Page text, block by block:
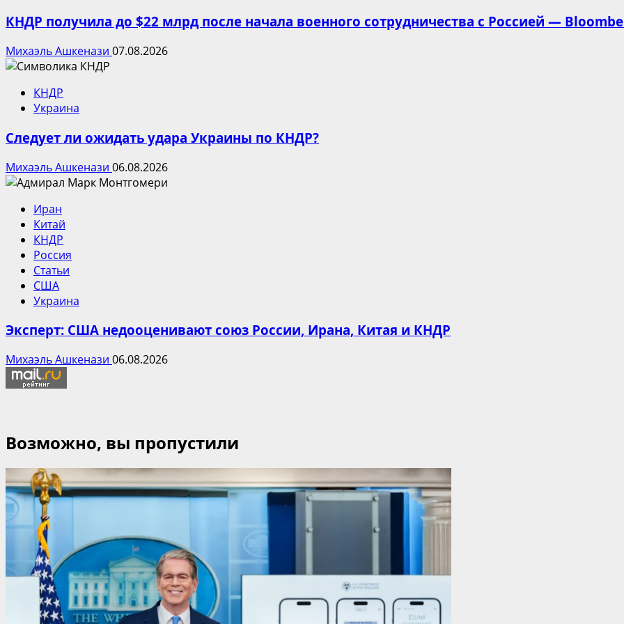
КНДР получила до $22 млрд после начала военного сотрудничества с Россией —
Михаэль Ашкенази 07.08.2026
КНДР
Украина
Следует ли ожидать удара Украины по КНДР?
Михаэль Ашкенази 06.08.2026
Иран
Китай
КНДР
Россия
Статьи
США
Украина
Эксперт: США недооценивают союз России, Ирана, Китая и КНДР
Михаэль Ашкенази 06.08.2026
Возможно, вы пропустили